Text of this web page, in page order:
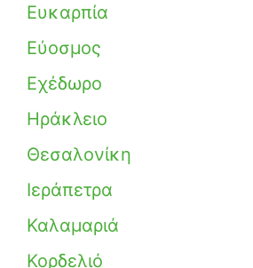
Ευκαρπία
Εύοσμος
Εχέδωρο
Ηράκλειο
Θεσαλονίκη
Ιεράπετρα
Καλαμαριά
Κορδελιό